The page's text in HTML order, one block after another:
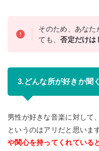
そのため、あなた
ても、否定だけは
3.どんな所が好きか聞く
男性が好きな音楽に対して
というのはアリだと思います
や関心を持ってくれている